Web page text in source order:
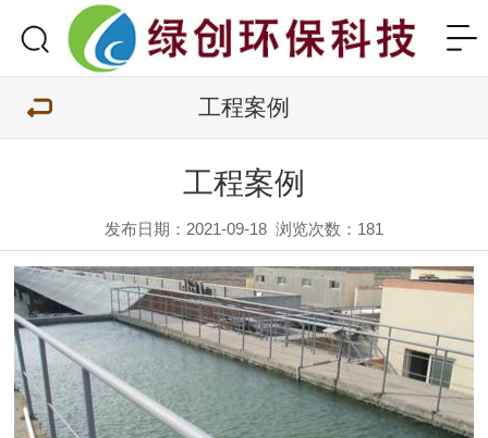
工程案例
工程案例
发布日期：2021-09-18 浏览次数： 181